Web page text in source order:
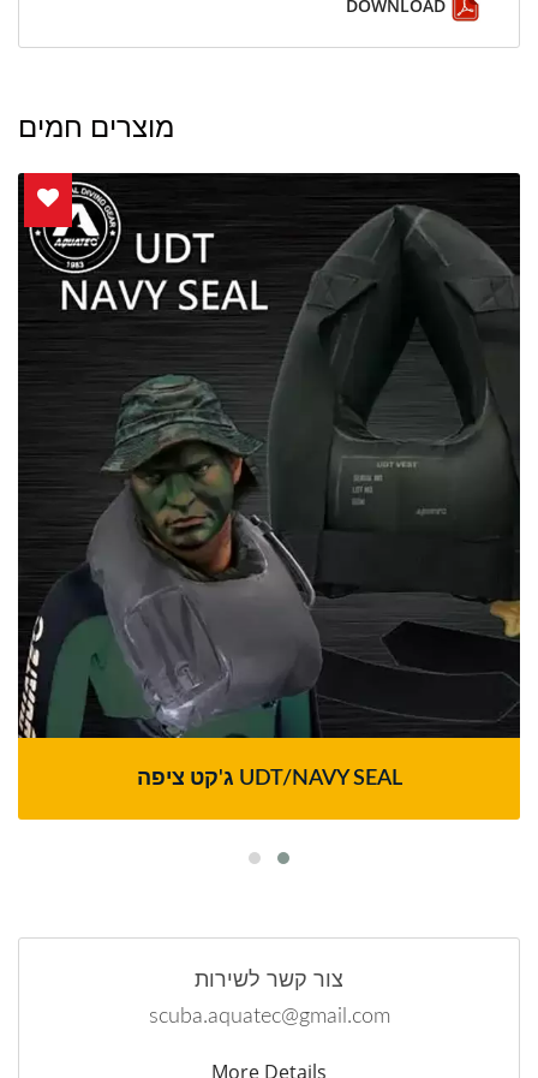
מוצרים חמים
ג'קט ציפה UDT/NAVY SEAL
צור קשר לשירות
scuba.aquatec@gmail.com
More Details